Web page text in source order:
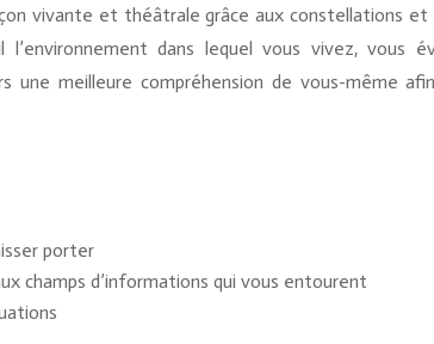
vivante et théâtrale grâce aux constellations et
l’environnement dans lequel vous vivez, vous
meilleure compréhension de vous-même afin
porter
champs d’informations qui vous entourent